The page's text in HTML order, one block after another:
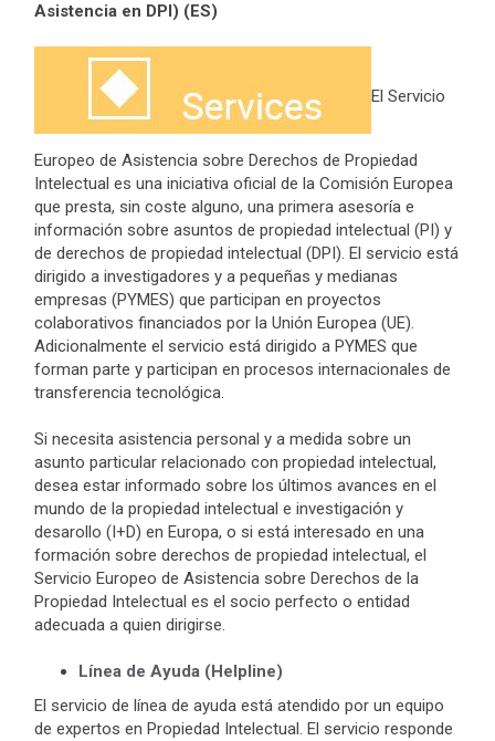
Asistencia en DPI) (ES)
El Servicio
Europeo de Asistencia sobre Derechos de Propiedad
Intelectual es una iniciativa oficial de la Comisión Europea
que presta, sin coste alguno, una primera asesoría e
información sobre asuntos de propiedad intelectual (PI) y
de derechos de propiedad intelectual (DPI). El servicio está
dirigido a investigadores y a pequeñas y medianas
empresas (PYMES) que participan en proyectos
colaborativos financiados por la Unión Europea (UE).
Adicionalmente el servicio está dirigido a PYMES que
forman parte y participan en procesos internacionales de
transferencia tecnológica.
Si necesita asistencia personal y a medida sobre un
asunto particular relacionado con propiedad intelectual,
desea estar informado sobre los últimos avances en el
mundo de la propiedad intelectual e investigación y
desarollo (I+D) en Europa, o si está interesado en una
formación sobre derechos de propiedad intelectual, el
Servicio Europeo de Asistencia sobre Derechos de la
Propiedad Intelectual es el socio perfecto o entidad
adecuada a quien dirigirse.
Línea de Ayuda (Helpline)
El servicio de línea de ayuda está atendido por un equipo
de expertos en Propiedad Intelectual. El servicio responde